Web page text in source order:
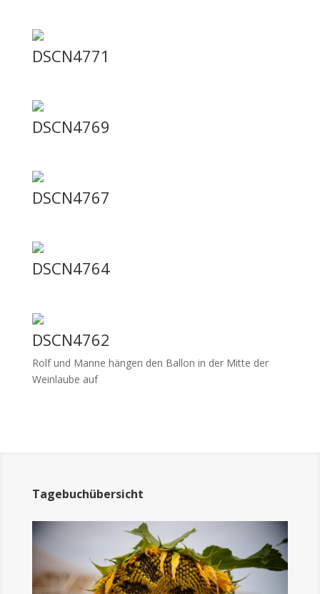
DSCN4771
DSCN4769
DSCN4767
DSCN4764
DSCN4762
Rolf und Manne hängen den Ballon in der Mitte der
Weinlaube auf
Tagebuchübersicht